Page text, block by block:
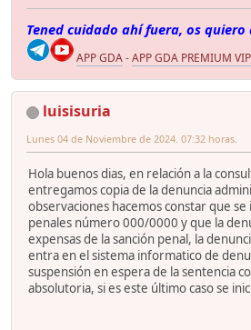
Tened cuidado ahí fuera, os
APP GDA-APP GDA PREMIUM VIP
luisisuria
Lunes 04 de Noviembre de 2024. 07:32 horas.
Hola buenos dias, en relación a la
entregamos copia de la denuncia
observaciones hacemos constar que
penales número 000/0000 y que la
expensas de la sanción penal, la
entra en el sistema informatico de
suspensión en espera de la sentencia
absolutoria, si es este último caso se